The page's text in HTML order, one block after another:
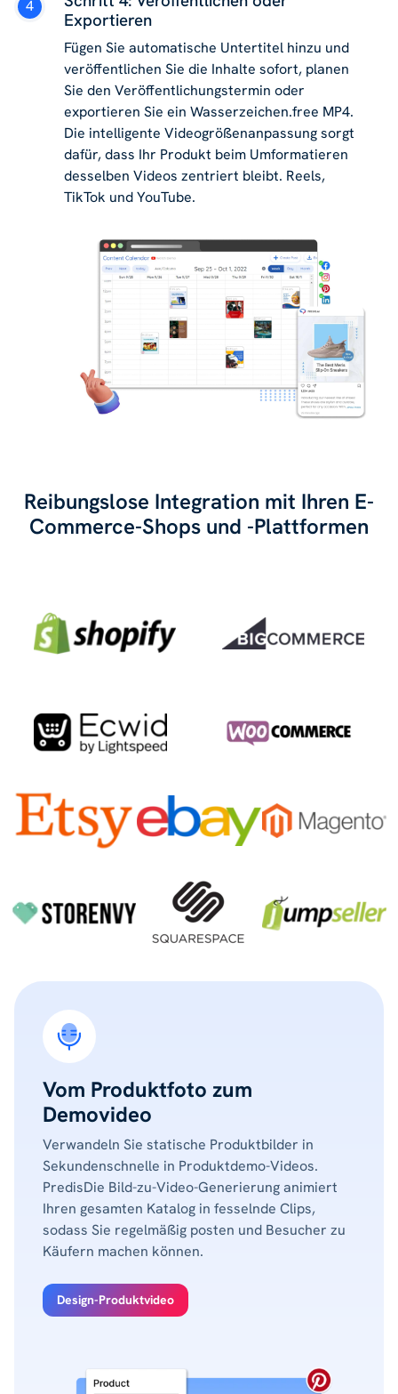
Exportieren
Fügen Sie automatische Untertitel hinzu und
veröffentlichen Sie die Inhalte sofort, planen
Sie den Veröffentlichungstermin oder
exportieren Sie ein Wasserzeichen.free MP4.
Die intelligente Videogrößenanpassung sorgt
dafür, dass Ihr Produkt beim Umformatieren
desselben Videos zentriert bleibt. Reels,
TikTok und YouTube.
Reibungslose Integration mit Ihren E-
Commerce-Shops und -Plattformen
Vom Produktfoto zum
Demovideo
Verwandeln Sie statische Produktbilder in
Sekundenschnelle in Produktdemo-Videos.
PredisDie Bild-zu-Video-Generierung animiert
Ihren gesamten Katalog in fesselnde Clips,
sodass Sie regelmäßig posten und Besucher zu
Käufern machen können.
Design-Produktvideo